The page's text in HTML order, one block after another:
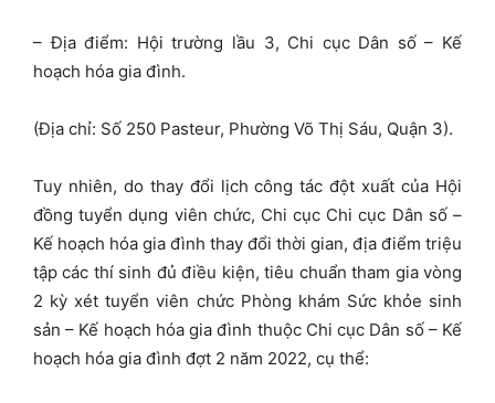
– Địa điểm: Hội trường lầu 3, Chi cục Dân số – Kế
hoạch hóa gia đình.
(Địa chỉ: Số 250 Pasteur, Phường Võ Thị Sáu, Quận 3).
Tuy nhiên, do thay đổi lịch công tác đột xuất của Hội
đồng tuyển dụng viên chức, Chi cục Chi cục Dân số –
Kế hoạch hóa gia đình thay đổi thời gian, địa điểm triệu
tập các thí sinh đủ điều kiện, tiêu chuẩn tham gia vòng
2 kỳ xét tuyển viên chức Phòng khám Sức khỏe sinh
sản – Kế hoạch hóa gia đình thuộc Chi cục Dân số – Kế
hoạch hóa gia đình đợt 2 năm 2022, cụ thể: